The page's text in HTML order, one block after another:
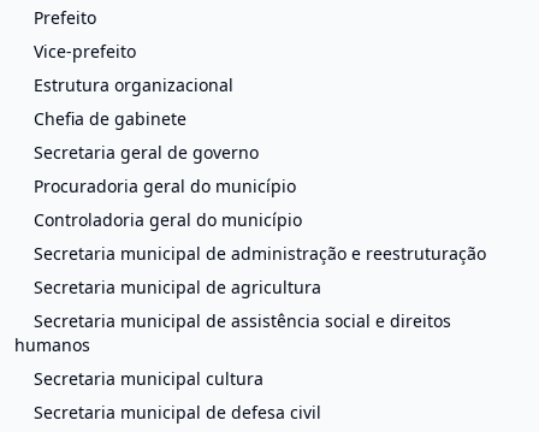
Prefeito
Vice-prefeito
Estrutura organizacional
Chefia de gabinete
Secretaria geral de governo
Procuradoria geral do município
Controladoria geral do município
Secretaria municipal de administração e reestruturação
Secretaria municipal de agricultura
Secretaria municipal de assistência social e direitos
humanos
Secretaria municipal cultura
Secretaria municipal de defesa civil